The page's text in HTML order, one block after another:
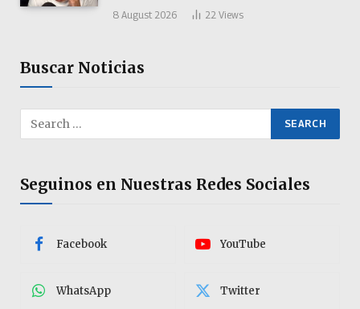
8 August 2026 22 Views
Buscar Noticias
Seguinos en Nuestras Redes Sociales
Facebook YouTube
WhatsApp Twitter